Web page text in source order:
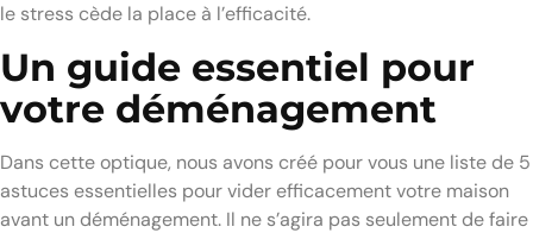
le stress cède la place à l’efficacité.
Un guide essentiel pour
votre déménagement
Dans cette optique, nous avons créé pour vous une liste de 5
astuces essentielles pour vider efficacement votre maison
avant un déménagement. Il ne s’agira pas seulement de faire